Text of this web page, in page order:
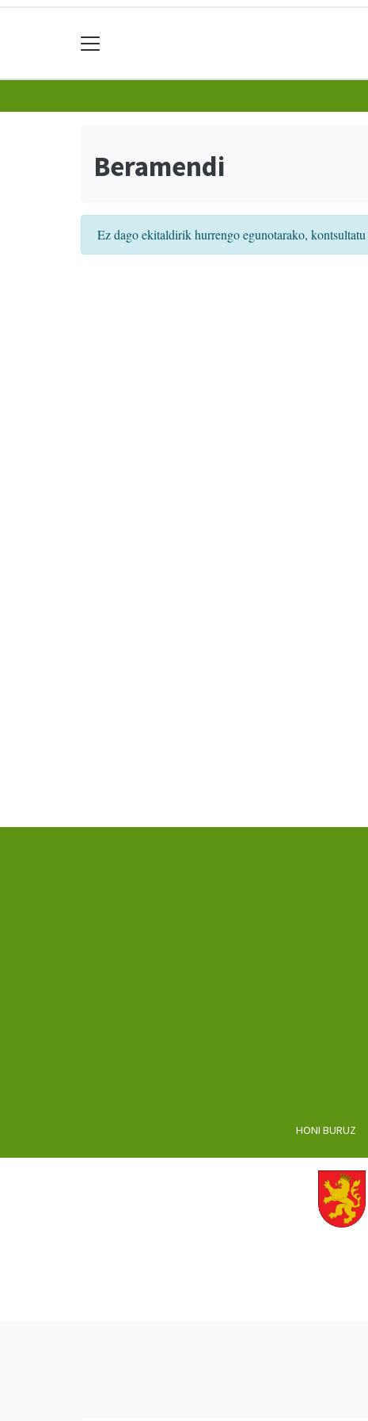
Beramendi
Ez dago ekitaldirik hurrengo egunotarako, kontsultatu
HONI BURUZ